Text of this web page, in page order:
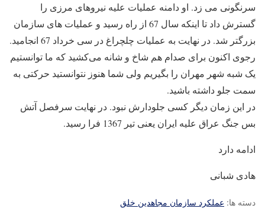
سرنگونی می زد. او دامنه عملیات علیه نیروهای مرزی را
گسترش داد تا اینکه سال 67 از راه رسید و عملیات های سازمان
بزرگتر شد. در نهایت به عملیات چلچراغ در سی خرداد 67 انجامید.
رجوی اکنون برای صدام هم شاخ و شانه می‌کشید که ما توانستیم
یک شبه شهر مهران را بگیریم ولی شما هنوز نتوانستید حرکتی به
سمت جلو داشته باشید.
در این زمان دیگر کسی جلودارش نبود. در نهایت سرفصل آتش
بس جنگ عراق علیه ایران یعنی تیر 1367 فرا رسید.
ادامه دارد
هادی شبانی
دسته ها: عملکرد سازمان مجاهدین خلق